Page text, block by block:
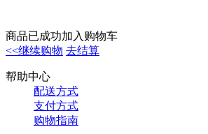
商品已成功加入购物车
<<继续购物 去结算
帮助中心
配送方式
支付方式
购物指南